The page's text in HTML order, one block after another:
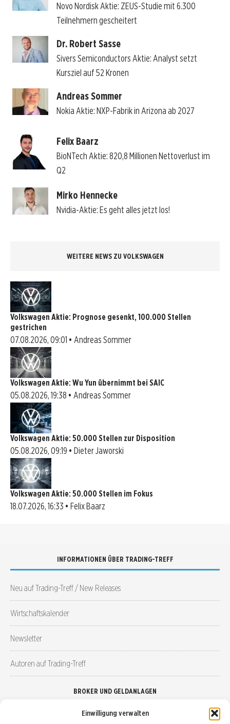
Einwilligung verwalten
Novo Nordisk Aktie: ZEUS-Studie mit 6.300
Teilnehmern gescheitert
Dr. Robert Sasse
Sivers Semiconductors Aktie: Analyst setzt
Kursziel auf 52 Kronen
Andreas Sommer
Nokia Aktie: NXP-Fabrik in Arizona ab 2027
Felix Baarz
BioNTech Aktie: 820,8 Millionen Nettoverlust im
Q2
Mirko Hennecke
Nvidia-Aktie: Es geht alles jetzt los!
WEITERE NEWS ZU VOLKSWAGEN
Volkswagen Aktie: Prognose gesenkt, 100.000 Stellen
gestrichen
07.08.2026, 09:01 • Andreas Sommer
Volkswagen Aktie: Wu Yun übernimmt bei SAIC
05.08.2026, 19:38 • Andreas Sommer
Volkswagen Aktie: 50.000 Stellen zur Disposition
05.08.2026, 09:19 • Dieter Jaworski
Volkswagen Aktie: 50.000 Stellen im Fokus
18.07.2026, 16:33 • Felix Baarz
INFORMATIONEN ÜBER TRADING-TREFF
Neu auf Trading-Treff / New Releases
Wirtschaftskalender
Newsletter
Autoren auf Trading-Treff
BROKER UND GELDANLAGEN